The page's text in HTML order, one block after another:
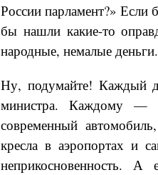
России парламент?» Если
бы нашли какие-то
народные, немалые деньги.
Ну, подумайте! Каждый
министра. Каждому —
современный
кресла в аэропортах и
неприкосновенность.